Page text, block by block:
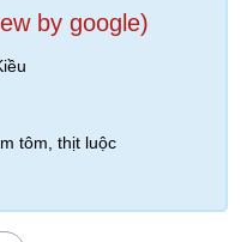
by google)
tôm, thịt luộc